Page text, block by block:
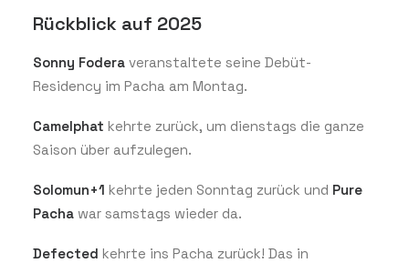
Rückblick auf 2025
Sonny Fodera veranstaltete seine Debüt-
Residency im Pacha am Montag.
Camelphat kehrte zurück, um dienstags die ganze
Saison über aufzulegen.
Solomun+1 kehrte jeden Sonntag zurück und Pure
Pacha war samstags wieder da.
Defected kehrte ins Pacha zurück! Das in